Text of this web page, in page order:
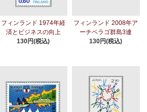
フィンランド 1974年経
済とビジネスの向上
130円(税込)
フィンランド 2008年ア
ーチペラゴ群島3連
130円(税込)